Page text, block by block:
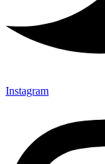
Instagram